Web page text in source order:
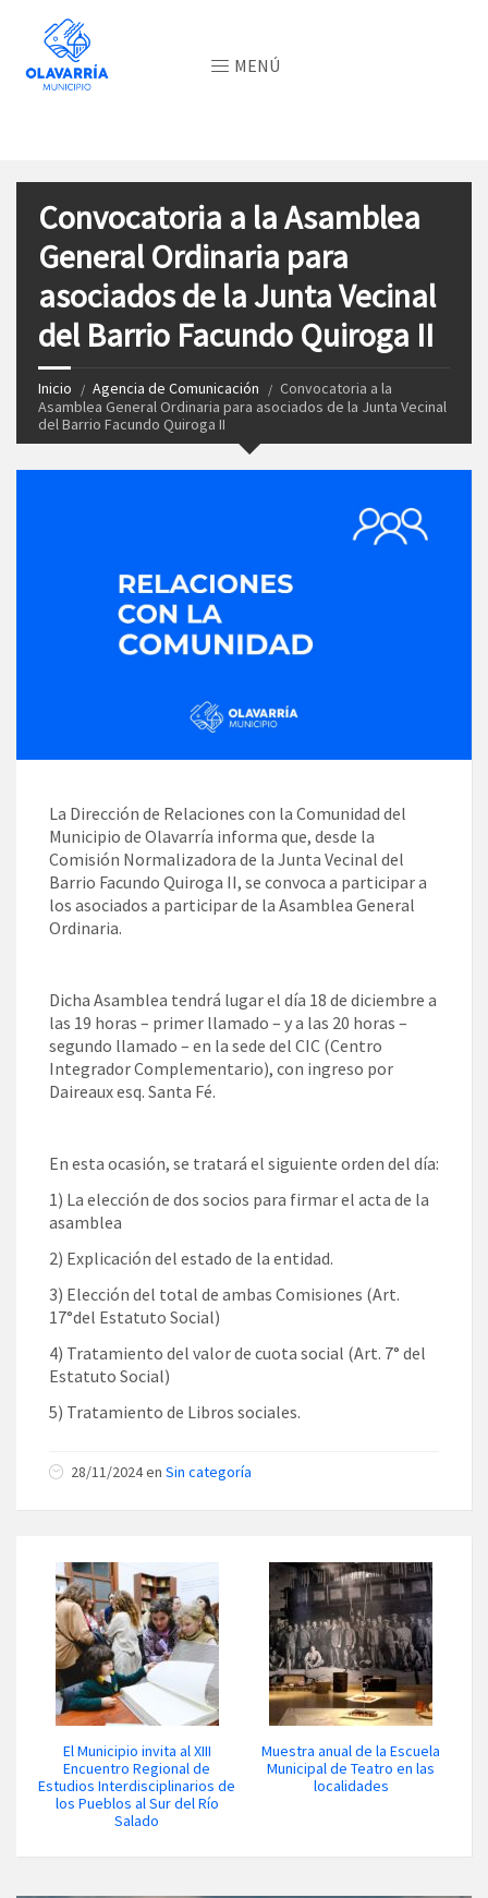
MENÚ
Convocatoria a la Asamblea
General Ordinaria para
asociados de la Junta Vecinal
del Barrio Facundo Quiroga II
Inicio Agencia de Comunicación
Convocatoria a la
Asamblea General Ordinaria para asociados de la Junta Vecinal
del Barrio Facundo Quiroga II
La Dirección de Relaciones con la Comunidad del
Municipio de Olavarría informa que, desde la
Comisión Normalizadora de la Junta Vecinal del
Barrio Facundo Quiroga II, se convoca a participar a
los asociados a participar de la Asamblea General
Ordinaria.
Dicha Asamblea tendrá lugar el día 18 de diciembre a
las 19 horas – primer llamado – y a las 20 horas –
segundo llamado – en la sede del CIC (Centro
Integrador Complementario), con ingreso por
Daireaux esq. Santa Fé.
En esta ocasión, se tratará el siguiente orden del día:
1) La elección de dos socios para firmar el acta de la
asamblea
2) Explicación del estado de la entidad.
3) Elección del total de ambas Comisiones (Art.
17°del Estatuto Social)
4) Tratamiento del valor de cuota social (Art. 7° del
Estatuto Social)
5) Tratamiento de Libros sociales.
28/11/2024 en Sin categoría
El Municipio invita al XIII
Encuentro Regional de
Estudios Interdisciplinarios de
los Pueblos al Sur del Río
Salado
Muestra anual de la Escuela
Municipal de Teatro en las
localidades